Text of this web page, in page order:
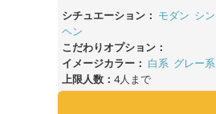
シチュエーション： モダン シ
ヘン
こだわりオプション：
イメージカラー： 白系 グレー系
上限人数： 4人まで